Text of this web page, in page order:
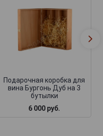
Подарочная коробка для
вина Бургонь Дуб на 3
бутылки
6 000 руб.